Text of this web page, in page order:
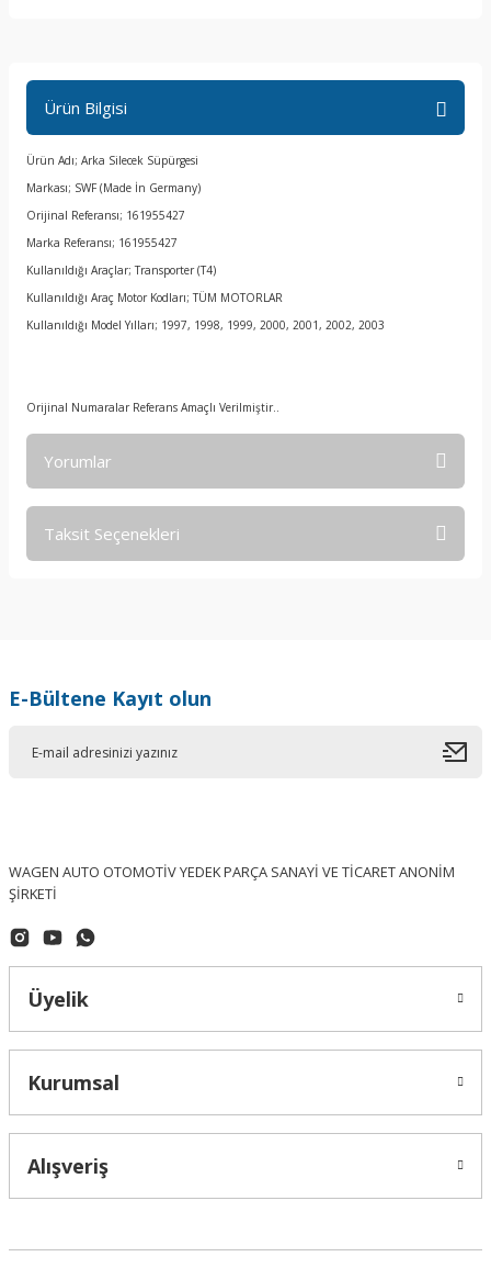
Ürün Bilgisi
Ürün Adı; Arka Silecek Süpürgesi
Markası; SWF (Made İn Germany)
Orijinal Referansı; 161955427
Marka Referansı; 161955427
Kullanıldığı Araçlar; Transporter (T4)
Kullanıldığı Araç Motor Kodları; TÜM MOTORLAR
Kullanıldığı Model Yılları; 1997, 1998, 1999, 2000, 2001, 2002, 2003
Orijinal Numaralar Referans Amaçlı Verilmiştir..
Yorumlar
Taksit Seçenekleri
E-Bültene Kayıt olun
WAGEN AUTO OTOMOTİV YEDEK PARÇA SANAYİ VE TİCARET ANONİM
ŞİRKETİ
Üyelik
Kurumsal
Alışveriş